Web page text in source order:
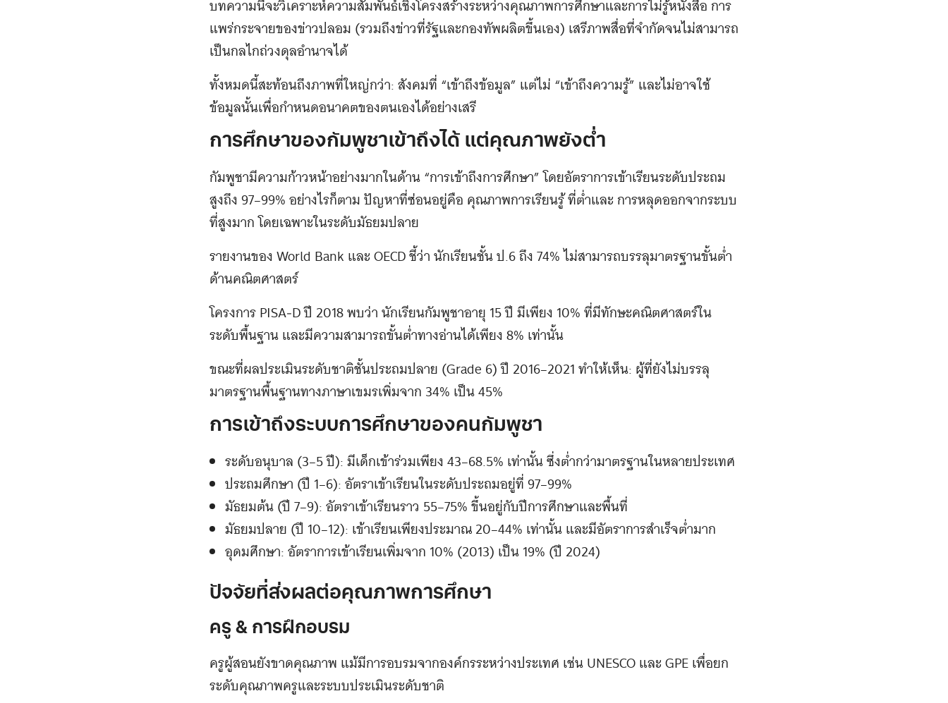
บทความนี้จะวิเคราะห์ความสัมพันธ์เชิงโครงสร้างระหว่างคุณภาพการศึกษาและการไม่รู้หนังสือ การ
แพร่กระจายของข่าวปลอม (รวมถึงข่าวที่รัฐและกองทัพผลิตขึ้นเอง) เสรีภาพสื่อที่จำกัดจนไม่สามารถ
เป็นกลไกถ่วงดุลอำนาจได้
ทั้งหมดนี้สะท้อนถึงภาพที่ใหญ่กว่า: สังคมที่ “เข้าถึงข้อมูล” แต่ไม่ “เข้าถึงความรู้” และไม่อาจใช้
ข้อมูลนั้นเพื่อกำหนดอนาคตของตนเองได้อย่างเสรี
การศึกษาของกัมพูชาเข้าถึงได้ แต่คุณภาพยังต่ำ
กัมพูชามีความก้าวหน้าอย่างมากในด้าน “การเข้าถึงการศึกษา” โดยอัตราการเข้าเรียนระดับประถม
สูงถึง 97–99% อย่างไรก็ตาม ปัญหาที่ซ่อนอยู่คือ คุณภาพการเรียนรู้ ที่ต่ำและ การหลุดออกจากระบบ
ที่สูงมาก โดยเฉพาะในระดับมัธยมปลาย
รายงานของ World Bank และ OECD ชี้ว่า นักเรียนชั้น ป.6 ถึง 74% ไม่สามารถบรรลุมาตรฐานขั้นต่ำ
ด้านคณิตศาสตร์
โครงการ PISA‑D ปี 2018 พบว่า นักเรียนกัมพูชาอายุ 15 ปี มีเพียง 10% ที่มีทักษะคณิตศาสตร์ใน
ระดับพื้นฐาน และมีความสามารถขั้นต่ำทางอ่านได้เพียง 8% เท่านั้น
ขณะที่ผลประเมินระดับชาติชั้นประถมปลาย (Grade 6) ปี 2016–2021 ทำให้เห็น: ผู้ที่ยังไม่บรรลุ
มาตรฐานพื้นฐานทางภาษาเขมรเพิ่มจาก 34% เป็น 45%
การเข้าถึงระบบการศึกษาของคนกัมพูชา
ระดับอนุบาล (3–5 ปี): มีเด็กเข้าร่วมเพียง 43–68.5% เท่านั้น ซึ่งต่ำกว่ามาตรฐานในหลายประเทศ
ประถมศึกษา (ปี 1–6): อัตราเข้าเรียนในระดับประถมอยู่ที่ 97–99%
มัธยมต้น (ปี 7–9): อัตราเข้าเรียนราว 55–75% ขึ้นอยู่กับปีการศึกษาและพื้นที่
มัธยมปลาย (ปี 10–12): เข้าเรียนเพียงประมาณ 20–44% เท่านั้น และมีอัตราการสำเร็จต่ำมาก
อุดมศึกษา: อัตราการเข้าเรียนเพิ่มจาก 10% (2013) เป็น 19% (ปี 2024)
ปัจจัยที่ส่งผลต่อคุณภาพการศึกษา
ครู & การฝึกอบรม
ครูผู้สอนยังขาดคุณภาพ แม้มีการอบรมจากองค์กรระหว่างประเทศ เช่น UNESCO และ GPE เพื่อยก
ระดับคุณภาพครูและระบบประเมินระดับชาติ